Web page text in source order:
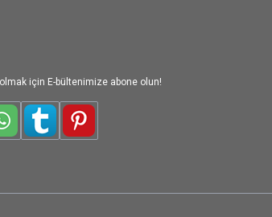
için E-bültenimize abone olun!
WhatsAppTumblrPinterest